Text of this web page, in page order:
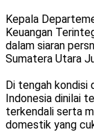
Kepala
Keuangan
dalam siaran
Sumatera Utara
Di tengah kondisi
Indonesia dinilai
terkendali serta
domestik yang